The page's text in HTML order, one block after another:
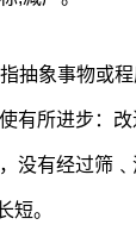
抽象事物或程
有所进步：
没有经过筛
短。